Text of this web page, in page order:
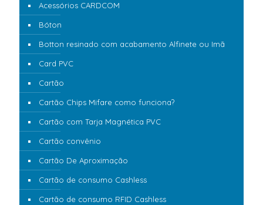
Acessórios CARDCOM
Bóton
Botton resinado com acabamento Alfinete ou Imã
Card PVC
Cartão
Cartão Chips Mifare como funciona?
Cartão com Tarja Magnética PVC
Cartão convênio
Cartão De Aproximação
Cartão de consumo Cashless
Cartão de consumo RFID Cashless